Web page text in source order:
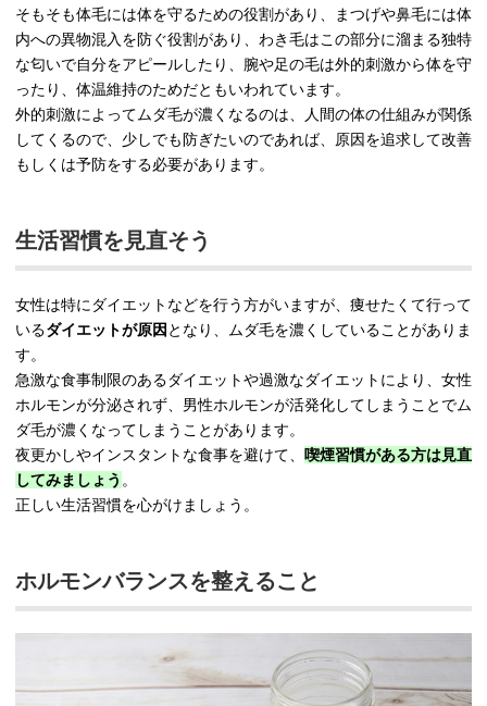
そもそも体毛には体を守るための役割があり、まつげや鼻毛には体
内への異物混入を防ぐ役割があり、わき毛はこの部分に溜まる独特
な匂いで自分をアピールしたり、腕や足の毛は外的刺激から体を守
ったり、体温維持のためだともいわれています。
外的刺激によってムダ毛が濃くなるのは、人間の体の仕組みが関係
してくるので、少しでも防ぎたいのであれば、原因を追求して改善
もしくは予防をする必要があります。
生活習慣を見直そう
女性は特にダイエットなどを行う方がいますが、痩せたくて行って
いるダイエットが原因 となり、ムダ毛を濃くしていることがありま
す。
急激な食事制限のあるダイエットや過激なダイエットにより、女性
ホルモンが分泌されず、男性ホルモンが活発化してしまうことでム
ダ毛が濃くなってしまうことがあります。
夜更かしやインスタントな食事を避けて、 喫煙習慣がある方は見直
してみましょう 。
正しい生活習慣を心がけましょう。
ホルモンバランスを整えること